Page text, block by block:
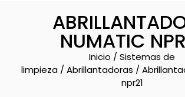
NUMATIC
Inicio / Sistemas de
limpieza / Abrillantadoras /
npr21